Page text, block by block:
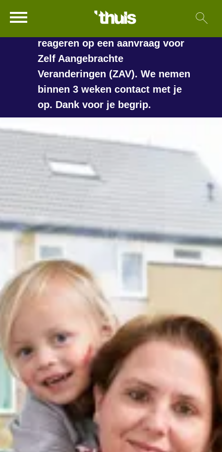
Naar hoofdinhoud
Naar hoofdnavigatiemenu
Naar zoeken
Naar de homepage
Ga naar Hoofd
langer duren voordat we
reageren op een aanvraag voor
Zelf Aangebrachte
Veranderingen (ZAV). We nemen
binnen 3 weken contact met je
op. Dank voor je begrip.